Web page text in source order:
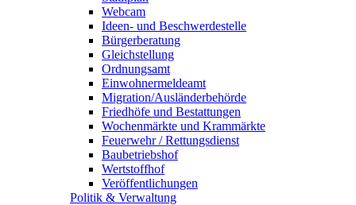
Webcam
Ideen- und Beschwerdestelle
Bürgerberatung
Gleichstellung
Ordnungsamt
Einwohnermeldeamt
Migration/Ausländerbehörde
Friedhöfe und Bestattungen
Wochenmärkte und Krammärkte
Feuerwehr / Rettungsdienst
Baubetriebshof
Wertstoffhof
Veröffentlichungen
Politik & Verwaltung